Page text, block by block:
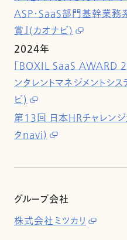
ASP・SaaS部門基幹業務
賞』(カオナビ)
2024年
「BOXIL SaaS AWARD
ンタレントマネジメントシ
ビ)
第13回 日本HRチャレン
タnavi)
グループ会社
株式会社ミツカリ